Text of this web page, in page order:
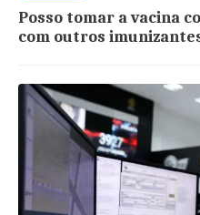
Posso tomar a vacina
com outros